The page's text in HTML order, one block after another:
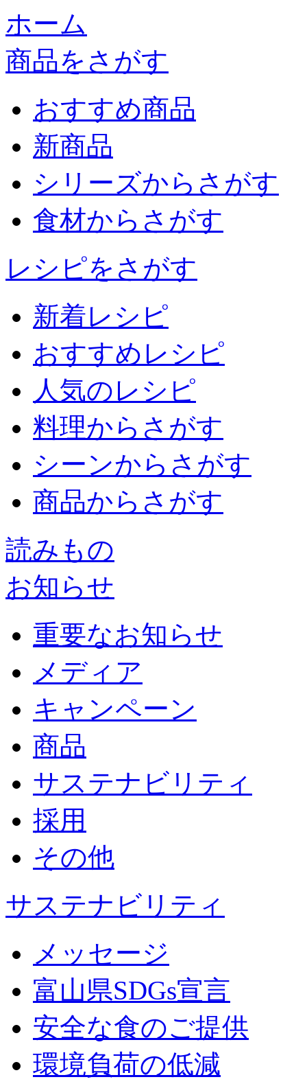
ホーム
商品をさがす
おすすめ商品
新商品
シリーズからさがす
食材からさがす
レシピをさがす
新着レシピ
おすすめレシピ
人気のレシピ
料理からさがす
シーンからさがす
商品からさがす
読みもの
お知らせ
重要なお知らせ
メディア
キャンペーン
商品
サステナビリティ
採用
その他
サステナビリティ
メッセージ
富山県SDGs宣言
安全な食のご提供
環境負荷の低減